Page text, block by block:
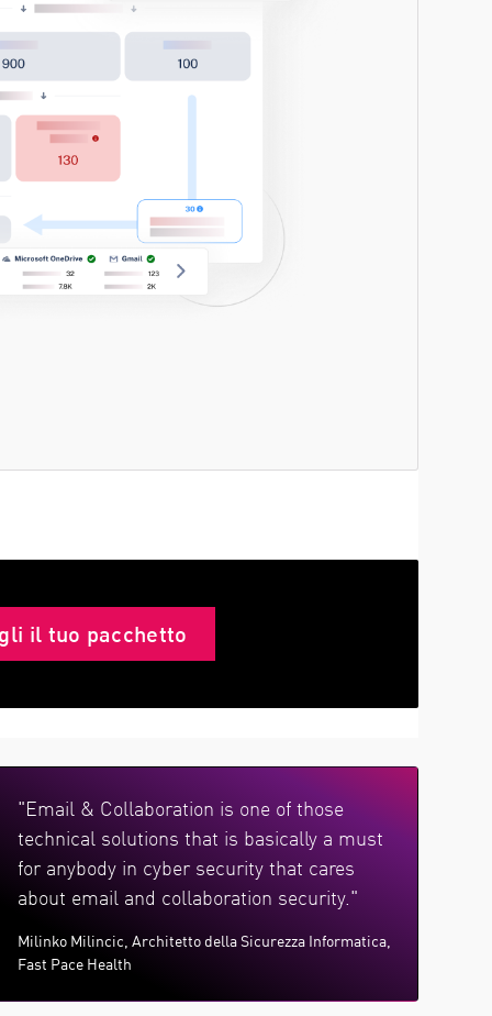
il tuo pacchetto
"Email & Collaboration is one of those
technical solutions that is basically a must
for anybody in cyber security that cares
about email and collaboration security."
Milinko Milincic, Architetto della Sicurezza Informatica,
Fast Pace Health